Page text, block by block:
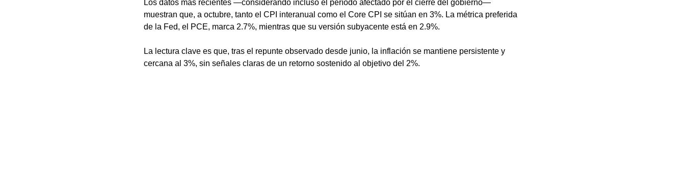
Los datos más recientes —considerando incluso el período afectado por el cierre del gobierno—
muestran que, a octubre, tanto el CPI interanual como el Core CPI se sitúan en 3%. La métrica preferida
de la Fed, el PCE, marca 2.7%, mientras que su versión subyacente está en 2.9%.
La lectura clave es que, tras el repunte observado desde junio, la inflación se mantiene persistente y
cercana al 3%, sin señales claras de un retorno sostenido al objetivo del 2%.